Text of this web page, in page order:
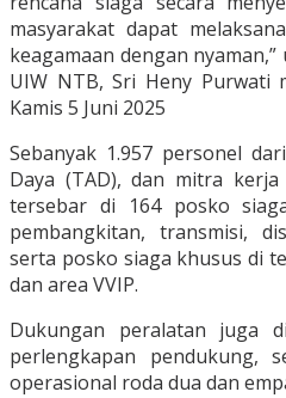
masyarakat dapat
keagamaan dengan
UIW NTB, Sri Heny Purwati
Kamis 5 Juni 2025
Sebanyak 1.957 personel
Daya (TAD), dan mitra
tersebar di 164 posko
pembangkitan, transmisi,
serta posko siaga khusus di
dan area VVIP.
Dukungan peralatan juga
perlengkapan pendukung,
operasional roda dua dan